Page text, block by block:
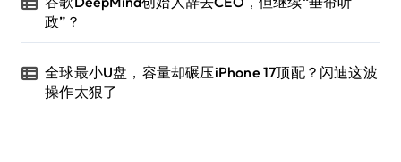
政”？
全球最小U盘，容量却碾压iPhone 17顶配？闪迪这波
操作太狠了